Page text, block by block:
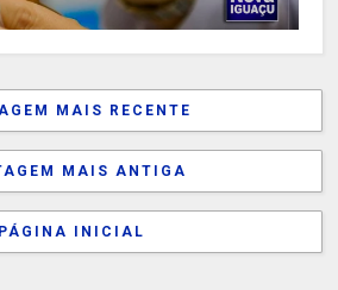
MAIS RECENTE
MAIS ANTIGA
PÁGINA INICIAL